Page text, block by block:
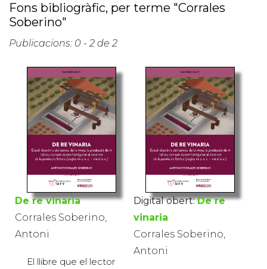
Fons bibliogràfic, per terme "Corrales
Soberino"
Publicacions: 0 - 2 de 2
De re vinaria
Corrales Soberino,
Antoni
El llibre que el lector
Digital obert: De re
vinaria
Corrales Soberino,
Antoni